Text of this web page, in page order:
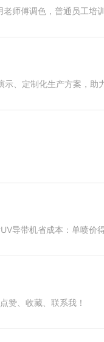
赞、收藏、联系我！